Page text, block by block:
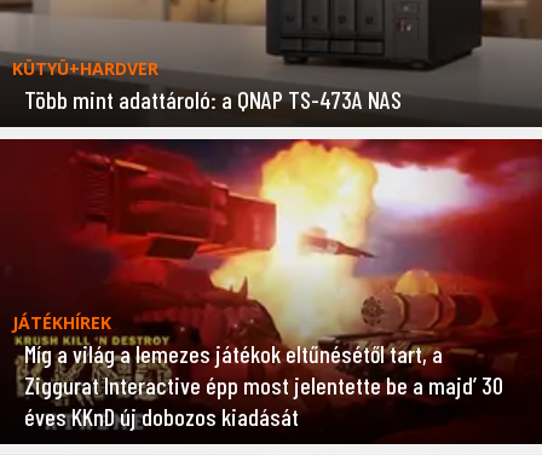
KÜTYÜ+HARDVER
Több mint adattároló: a QNAP TS-473A NAS
JÁTÉKHÍREK
Míg a világ a lemezes játékok eltűnésétől tart, a
Ziggurat Interactive épp most jelentette be a majd’ 30
éves KKnD új dobozos kiadását